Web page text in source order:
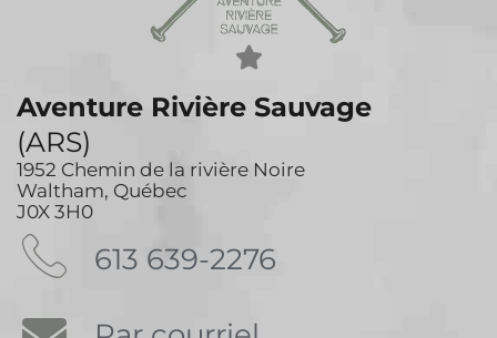
Aventure Rivière Sauvage
(ARS)
1952 Chemin de la rivière Noire
Waltham, Québec
J0X 3H0
613 639-2276